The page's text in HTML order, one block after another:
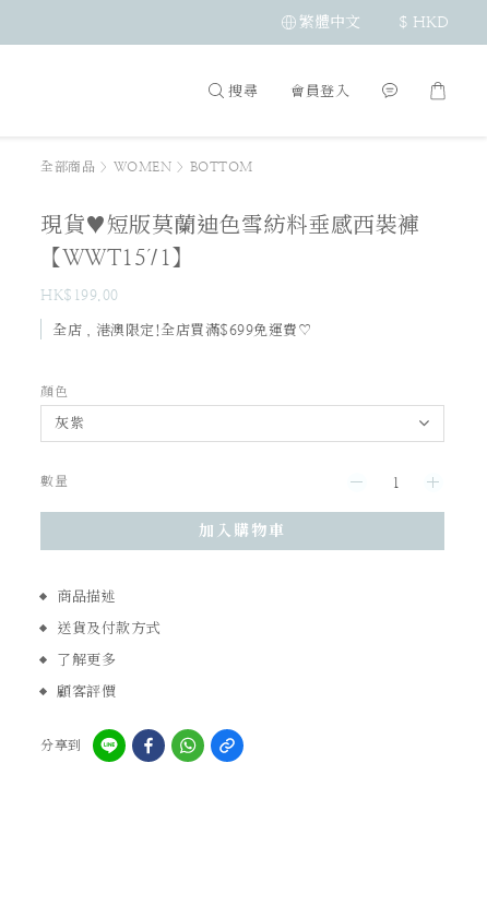
繁體中文 $ HKD
搜尋 會員登入
全部商品 > WOMEN > BOTTOM
現貨♥短版莫蘭迪色雪紡料垂感西裝褲
【WWT1571】
HK$199.00
全店，港澳限定!全店買滿$699免運費♡
顏色
數量
加入購物車
商品描述
送貨及付款方式
了解更多
顧客評價
分享到